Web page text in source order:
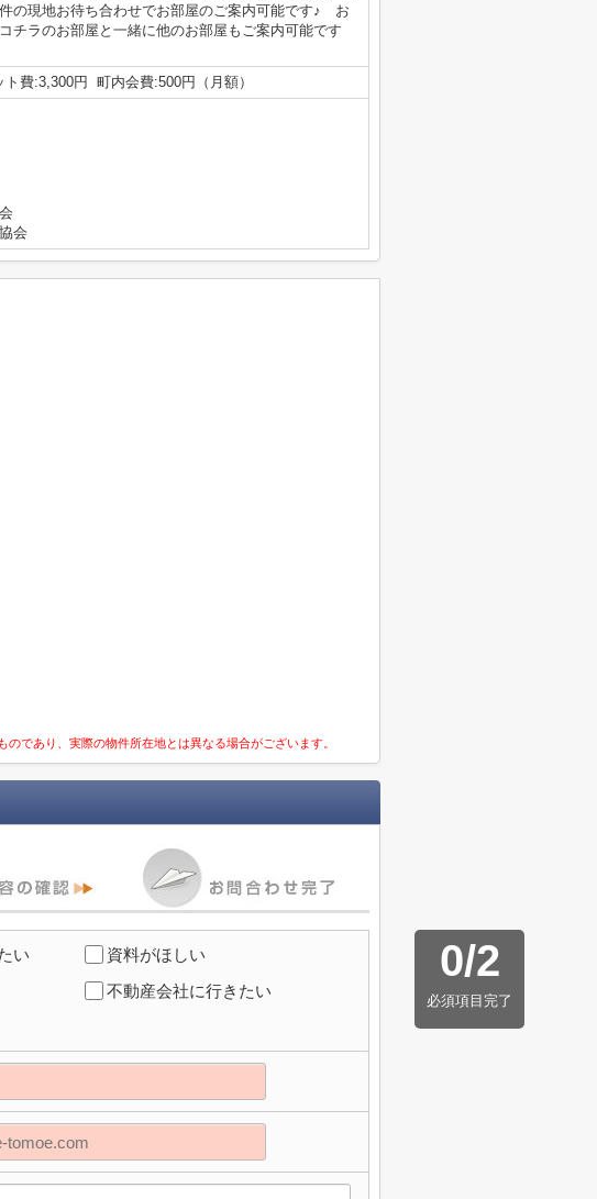
の現地お待ち合わせでお部屋のご案内可能です♪ お
チラのお部屋と一緒に他のお部屋もご案内可能です
費:3,300円 町内会費:500円（月額）
会
であり、実際の物件所在地とは異なる場合がございます。
0/2
必須項目完了
い
資料がほしい
不動産会社に行きたい